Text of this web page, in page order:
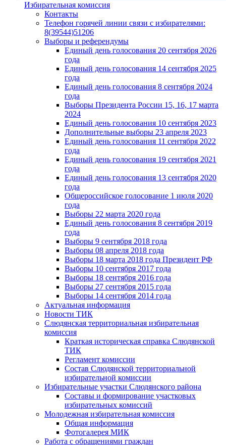
Избирательная комиссия
Контакты
Телефон горячей линии связи с избирателями:
8(39544)51206
Выборы и референдумы
Единый день голосования 20 сентября 2026
года
Единый день голосования 14 сентября 2025
года
Единый день голосования 8 сентября 2024
года
Выборы Президента России 15, 16, 17 марта
2024
Единый день голосования 10 сентября 2023
Дополнительные выборы 23 апреля 2023
Единый день голосования 11 сентября 2022
года
Единый день голосования 19 сентября 2021
года
Единый день голосования 13 сентября 2020
года
Общероссийское голосование 1 июля 2020
года
Выборы 22 марта 2020 года
Единый день голосования 8 сентября 2019
года
Выборы 9 сентября 2018 года
Выборы 08 апреля 2018 года
Выборы 18 марта 2018 года Президент РФ
Выборы 10 сентября 2017 года
Выборы 18 сентября 2016 года
Выборы 27 сентября 2015 года
Выборы 14 сентября 2014 года
Актуальная информация
Новости ТИК
Слюдянская территориальная избирательная
комиссия
Краткая историческая справка Слюдянской
ТИК
Регламент комиссии
Состав Слюдянской территориальной
избирательной комиссии
Избирательные участки Слюдянского района
Составы и формирование участковых
избирательных комиссий
Молодежная избирательная комиссия
Общая информация
Фотогалерея МИК
Работа с обращениями граждан